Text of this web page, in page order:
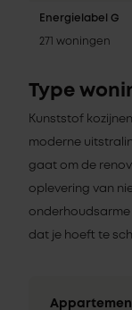
Energielabel G
271 woningen
Type
Kunststof
moderne
gaat om de
oplevering van
dat je hoeft te